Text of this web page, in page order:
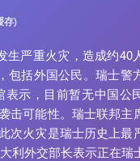
存)
严重火灾，造成约40
包括外国公民。瑞士警
示，目前暂无中国公
击可能性。瑞士联邦主
次火灾是瑞士历史上最
利外交部长表示正在瑞